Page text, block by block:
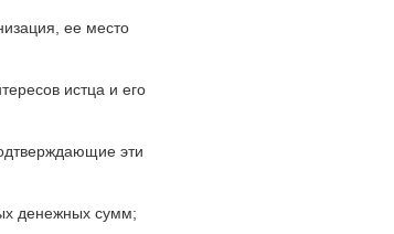
ее место
истца и его
эти
денежных сумм;